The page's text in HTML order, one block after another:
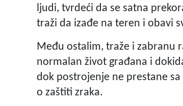
ljudi, tvrdeći da se satna
traži da izađe na teren i obavi
Među ostalim, traže i zabranu
normalan život građana i
dok postrojenje ne prestane
o zaštiti zraka.